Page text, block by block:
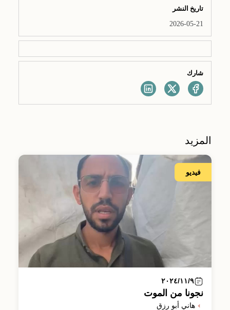
تاريخ النشر
2026-05-21
شارك
المزيد
فيديو
٢٠٢٤/١١/٩
نجونا من الموت
هاني أبو رزق